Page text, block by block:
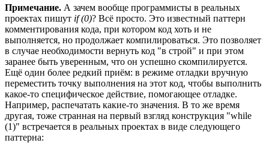
Примечание. А зачем вообще программисты в реальных
проектах пишут if (0)? Всё просто. Это известный паттерн
комментирования кода, при котором код хоть и не
выполняется, но продолжает компилироваться. Это позволяет
в случае необходимости вернуть код "в строй" и при этом
заранее быть уверенным, что он успешно скомпилируется.
Ещё один более редкий приём: в режиме отладки вручную
переместить точку выполнения на этот код, чтобы выполнить
какое-то специфическое действие, помогающее отладке.
Например, распечатать какие-то значения. В то же время
другая, тоже странная на первый взгляд конструкция "while
(1)" встречается в реальных проектах в виде следующего
паттерна: